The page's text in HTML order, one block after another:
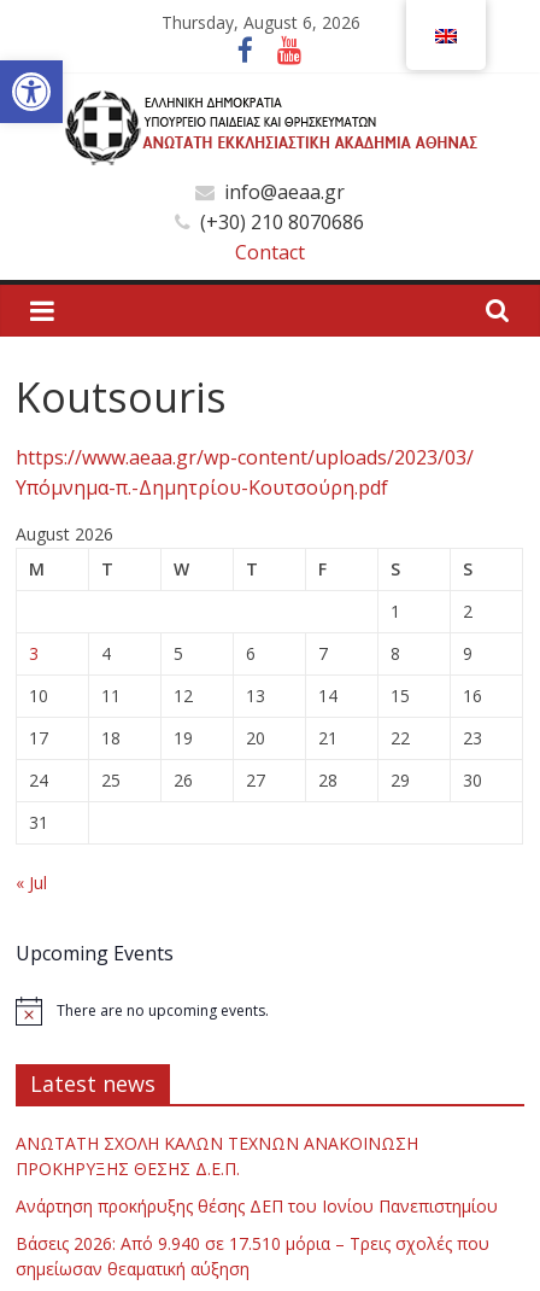
Open toolbar
content
Thursday, August 6, 2026
Ανώτατη
Εκκλησιαστική
Ακαδημία
Αθηνών
Ανώτατη
Εκκλησιαστική
Ακαδημία
Αθηνών
info@aeaa.gr
(+30) 210 8070686
Contact
Koutsouris
https://www.aeaa.gr/wp-content/uploads/2023/03/
Υπόμνημα-π.-Δημητρίου-Κουτσούρη.pdf
August 2026
M
T W T F S
S
1
2
3
4 5 6 7 8
9
10
11 12 13 14 15
16
17
18 19 20 21 22
23
24
25 26 27 28 29
30
31
« Jul
Upcoming Events
There are no upcoming events.
Latest news
ΑΝΩΤΑΤΗ ΣΧΟΛΗ ΚΑΛΩΝ ΤΕΧΝΩΝ ΑΝΑΚΟΙΝΩΣΗ
ΠΡΟΚΗΡΥΞΗΣ ΘΕΣΗΣ Δ.Ε.Π.
Ανάρτηση προκήρυξης θέσης ΔΕΠ του Ιονίου Πανεπιστημίου
Βάσεις 2026: Από 9.940 σε 17.510 μόρια – Τρεις σχολές που
σημείωσαν θεαματική αύξηση